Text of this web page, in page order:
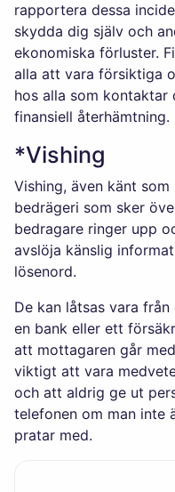
rapportera dessa
skydda dig själv och
ekonomiska förluster.
alla att vara försiktiga
hos alla som kontaktar
finansiell återhämtning.
*Vishing
Vishing, även känt
bedrägeri som sker
bedragare ringer upp
avslöja känslig
lösenord.
De kan låtsas vara
en bank eller ett
att mottagaren går
viktigt att vara
och att aldrig ge ut
telefonen om man inte
pratar med.